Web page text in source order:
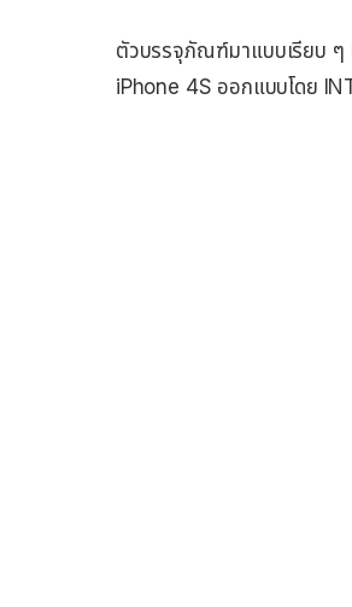
ตัวบรรจุภัณฑ์มาแบบเรียบ ๆ
iPhone 4S ออกแบบโดย